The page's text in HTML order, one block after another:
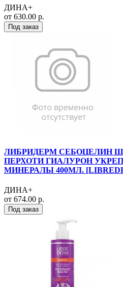
ДИНА+
от 630.00 р.
Под заказ
ЛИБРИДЕРМ СЕБОЦЕЛИН
ПЕРХОТИ ГИАЛУРОН
МИНЕРАЛЫ 400МЛ.
ДИНА+
от 674.00 р.
Под заказ